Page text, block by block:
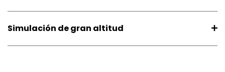
Simulación de gran altitud